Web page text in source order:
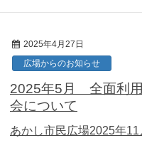
2025年4月27日
広場からのお知らせ
2025年5月 全面利
会について
あかし市民広場2025年